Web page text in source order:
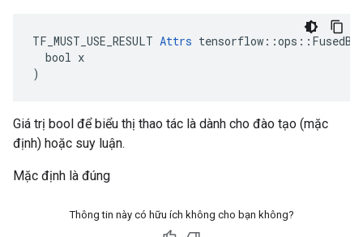
TF_MUST_USE_RESULT Attrs
  bool x
)
Giá trị bool để biểu thị thao tác là dành cho đào tạo (mặc
định) hoặc suy luận.
Mặc định là đúng
Thông tin này có hữu ích không cho bạn không?